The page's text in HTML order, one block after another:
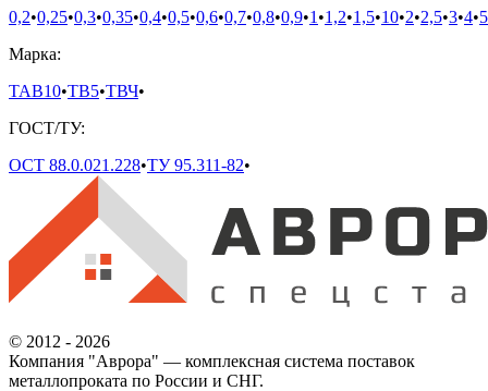
0,2•0,25•0,3•0,35•0,4•0,5•0,6•0,7•0,8•0,9•1 •1,2•1,5•10•2•2,5•3•4•5
Марка:
ТАВ10•ТВ5•ТВЧ•
ГОСТ/ТУ:
ОСТ 88.0.021.228•ТУ 95.311-82•
© 2012 - 2026
Компания "Аврора" — комплексная система поставок
металлопроката по России и СНГ.